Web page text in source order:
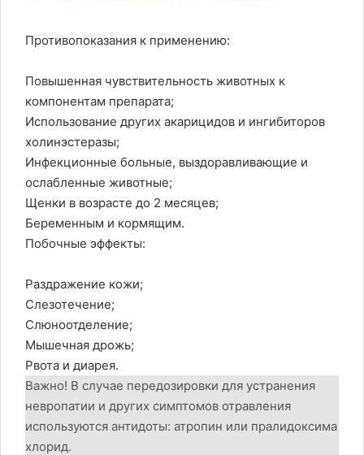
Противопоказания к применению:
Повышенная чувствительность животных к
компонентам препарата;
Использование других акарицидов и ингибиторов
холинэстеразы;
Инфекционные больные, выздоравливающие и
ослабленные животные;
Щенки в возрасте до 2 месяцев;
Беременным и кормящим.
Побочные эффекты:
Раздражение кожи;
Слезотечение;
Слюноотделение;
Мышечная дрожь;
Рвота и диарея.
Важно! В случае передозировки для устранения
невропатии и других симптомов отравления
используются антидоты: атропин или пралидоксима
хлорид.